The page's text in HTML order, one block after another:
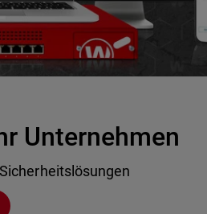
Unternehmen